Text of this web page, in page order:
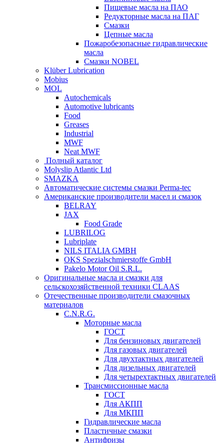
Пищевые масла на ПАО
Редукторные масла на ПАГ
Смазки
Цепные масла
Пожаробезопасные гидравлические
масла
Смазки NOBEL
Klüber Lubrication
Mobius
MOL
Autochemicals
Automotive lubricants
Food
Greases
Industrial
MWF
Neat MWF
Полный каталог
Molyslip Atlantic Ltd
SMAZKA
Автоматические системы смазки Perma-tec
Американские производители масел и смазок
BELRAY
JAX
Food Grade
LUBRILOG
Lubriplate
NILS ITALIA GMBH
OKS Spezialschmierstoffe GmbH
Pakelo Motor Oil S.R.L.
Оригинальные масла и смазки для
сельскохозяйственной техники CLAAS
Отечественные производители смазочных
материалов
C.N.R.G.
Моторные масла
ГОСТ
Для бензиновых двигателей
Для газовых двигателей
Для двухтактных двигателей
Для дизельных двигателей
Для четырехтактных двигателей
Трансмиссионные масла
ГОСТ
Для АКПП
Для МКПП
Гидравлические масла
Пластичные смазки
Антифризы